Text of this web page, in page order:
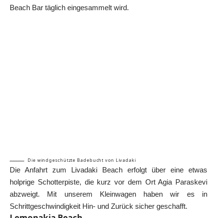
Beach Bar täglich eingesammelt wird.
Die windgeschützte Badebucht von Livadaki
Die Anfahrt zum Livadaki Beach erfolgt über eine etwas
holprige Schotterpiste, die kurz vor dem Ort Agia Paraskevi
abzweigt. Mit unserem Kleinwagen haben wir es in
Schrittgeschwindigkeit Hin- und Zurück sicher geschafft.